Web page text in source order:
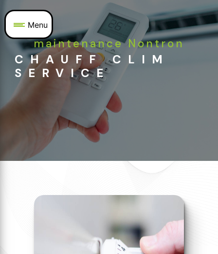
Menu
maintenance Nontron
CHAUFF CLIM
SERVICE
Panneau de gestion des cookies